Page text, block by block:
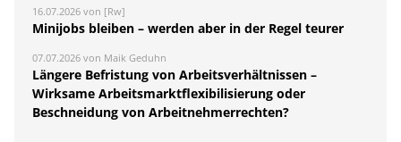
16.07.2026 von [Rw]
Minijobs bleiben – werden aber in der Regel teurer
07.07.2026 von Maik Geduhn
Längere Befristung von Arbeitsverhältnissen –
Wirksame Arbeitsmarktflexibilisierung oder
Beschneidung von Arbeitnehmerrechten?